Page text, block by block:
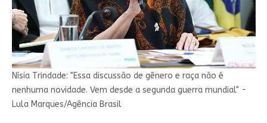
Nísia Trindade: "Essa discussão de gênero e raça não é
nenhuma novidade. Vem desde a segunda guerra mundial" -
Lula Marques/Agência Brasil